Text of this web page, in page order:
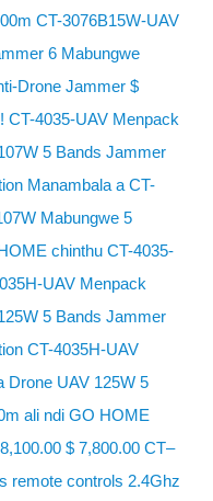
CT-3076B15W-UAV
6 Mabungwe
Drone Jammer $
CT-4035-UAV Menpack
5 Bands Jammer
Manambala a CT-
Mabungwe 5
chinthu CT-4035-
UAV Menpack
5 Bands Jammer
CT-4035H-UAV
Drone UAV 125W 5
ali ndi GO HOME
$ 7,800.00 CT–
remote controls 2.4Ghz